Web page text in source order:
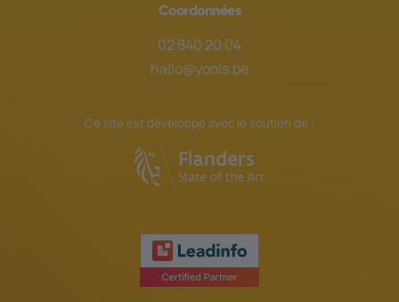
Coordonnées
02 840 20 04
hallo@yools.be
Ce site est développé avec le soutien de :